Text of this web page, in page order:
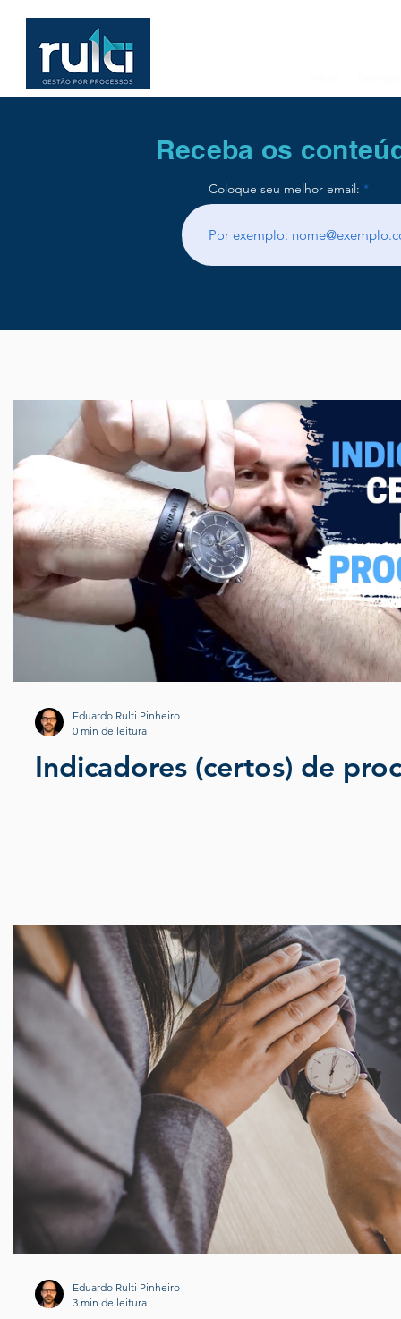
Receba os
Coloque seu melhor email:
Indicadores (certos) de
Eduardo Rulti Pinheiro
0 min de leitura
Eduardo Rulti Pinheiro
3 min de leitura